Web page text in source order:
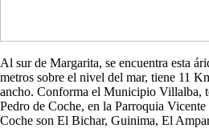
Al sur de Margarita, se encuentra esta
metros sobre el nivel del mar, tiene 11
ancho. Conforma el Municipio Villalba,
Pedro de Coche, en la Parroquia
Coche son El Bichar, Guinima, El